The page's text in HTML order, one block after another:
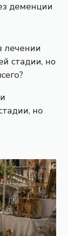
деменции
но